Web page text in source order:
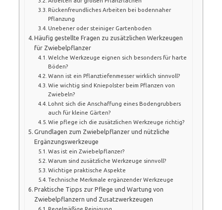
Rückenfreundliches Arbeiten bei bodennaher
Pflanzung
Unebener oder steiniger Gartenboden
Häufig gestellte Fragen zu zusätzlichen Werkzeugen
für Zwiebelpflanzer
Welche Werkzeuge eignen sich besonders für harte
Böden?
Wann ist ein Pflanztiefenmesser wirklich sinnvoll?
Wie wichtig sind Kniepolster beim Pflanzen von
Zwiebeln?
Lohnt sich die Anschaffung eines Bodengrubbers
auch für kleine Gärten?
Wie pflege ich die zusätzlichen Werkzeuge richtig?
Grundlagen zum Zwiebelpflanzer und nützliche
Ergänzungswerkzeuge
Was ist ein Zwiebelpflanzer?
Warum sind zusätzliche Werkzeuge sinnvoll?
Wichtige praktische Aspekte
Technische Merkmale ergänzender Werkzeuge
Praktische Tipps zur Pflege und Wartung von
Zwiebelpflanzern und Zusatzwerkzeugen
Regelmäßige Reinigung